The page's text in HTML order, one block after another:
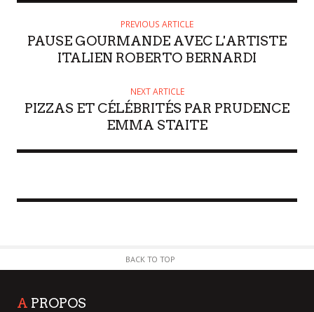
PREVIOUS ARTICLE
PAUSE GOURMANDE AVEC L'ARTISTE
ITALIEN ROBERTO BERNARDI
NEXT ARTICLE
PIZZAS ET CÉLÉBRITÉS PAR PRUDENCE
EMMA STAITE
BACK TO TOP
A PROPOS